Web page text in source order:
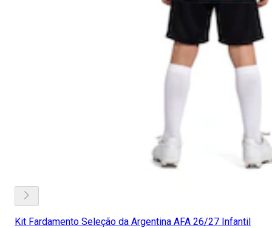
Kit Fardamento Seleção da Argentina AFA 26/27 Infantil